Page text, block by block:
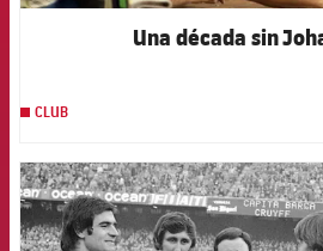
Una década sin
CLUB
FCB